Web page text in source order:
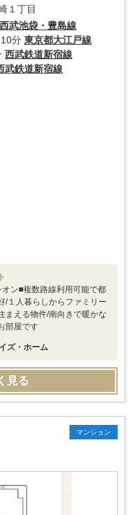
１丁目
西武池袋・豊島線
分 東京都大江戸線
西武鉄道新宿線
武鉄道新宿線
ン■複数路線利用可能で都
/１人暮らしからファミリー
まえる物件/南向きで暖かな
部屋です
ズ・ホーム
見る
マンション